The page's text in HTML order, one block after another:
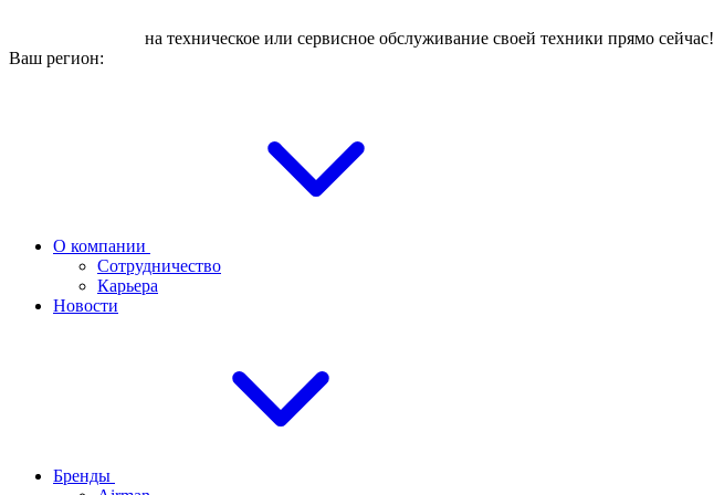
на техническое или сервисное обслуживание своей техники прямо сейчас!
Ваш регион:
О компании
Сотрудничество
Карьера
Новости
Бренды